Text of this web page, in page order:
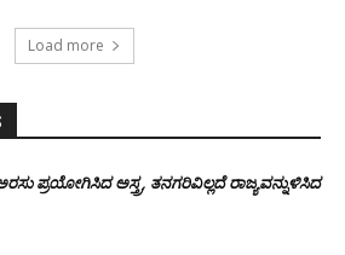
Load more
ಪ್ರಯೋಗಿಸಿದ ಅಸ್ತ್ರ, ತನಗರಿವಿಲ್ಲದೆ ರಾಜ್ಯವನ್ನುಳಿಸಿದ